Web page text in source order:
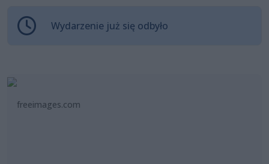
Wydarzenie już się odbyło
freeimages.com